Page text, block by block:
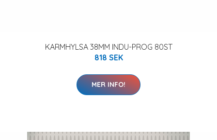
KARMHYLSA 38MM INDU-PROG 80ST
818 SEK
MER INFO!